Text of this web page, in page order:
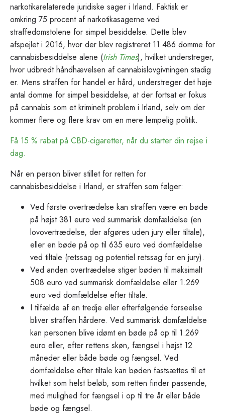
narkotikarelaterede juridiske sager i Irland. Faktisk er
omkring 75 procent af narkotikasagerne ved
straffedomstolene for simpel besiddelse. Dette blev
afspejlet i 2016, hvor der blev registreret 11.486 domme for
cannabisbesiddelse alene (Irish Times), hvilket understreger,
hvor udbredt håndhævelsen af cannabislovgivningen stadig
er. Mens straffen for handel er hård, understreger det høje
antal domme for simpel besiddelse, at der fortsat er fokus
på cannabis som et kriminelt problem i Irland, selv om der
kommer flere og flere krav om en mere lempelig politik.
Få 15 % rabat på CBD-cigaretter, når du starter din rejse i
dag.
Når en person bliver stillet for retten for
cannabisbesiddelse i Irland, er straffen som følger:
Ved første overtrædelse kan straffen være en bøde
på højst 381 euro ved summarisk domfældelse (en
lovovertrædelse, der afgøres uden jury eller tiltale),
eller en bøde på op til 635 euro ved domfældelse
ved tiltale (retssag og potentiel retssag for en jury).
Ved anden overtrædelse stiger bøden til maksimalt
508 euro ved summarisk domfældelse eller 1.269
euro ved domfældelse efter tiltale.
I tilfælde af en tredje eller efterfølgende forseelse
bliver straffen hårdere. Ved summarisk domfældelse
kan personen blive idømt en bøde på op til 1.269
euro eller, efter rettens skøn, fængsel i højst 12
måneder eller både bøde og fængsel. Ved
domfældelse efter tiltale kan bøden fastsættes til et
hvilket som helst beløb, som retten finder passende,
med mulighed for fængsel i op til tre år eller både
bøde og fængsel.